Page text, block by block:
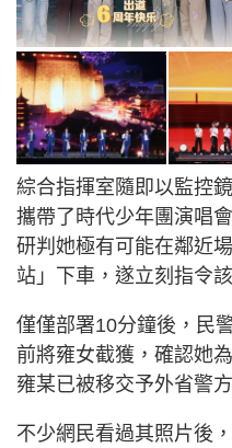
綜合指揮室隨即以監控
攜帶了時代少年團演唱
研判她極有可能在鄰近
站」下車，遂立刻指令
僅僅部署10分鐘後，民
前將雍女截獲，確認她
雍某已被移交予外省警
不少網民看過其照片後